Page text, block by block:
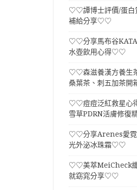
♡♡譚博士評價/蛋白
補給分享♡♡
♡♡分享馬布谷
水壺飲用心得♡♡
♡♡森滋養漢方養生
桑葉茶、刺五加茶
♡♡痘痘泛紅救星心
雪草PDRN活膚修
♡♡分享Arenes愛霓
光外泌冰珠霜♡♡
♡♡美萃MeiCheck纖
就窈窕分享♡♡